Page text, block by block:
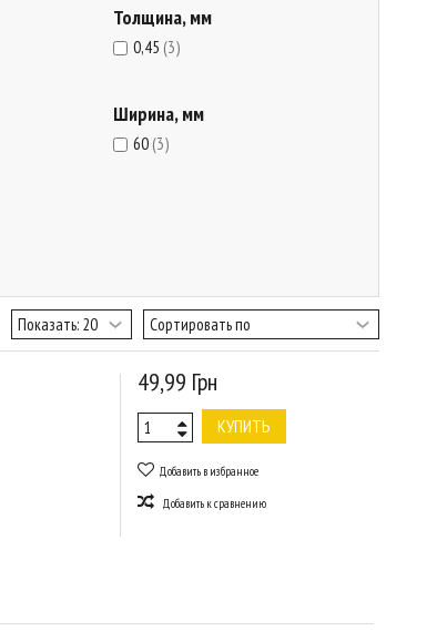
Толщина, мм
0,45 (3)
Ширина, мм
60 (3)
49,99 Грн
КУПИТЬ
Добавить в избранное
Добавить к сравнению